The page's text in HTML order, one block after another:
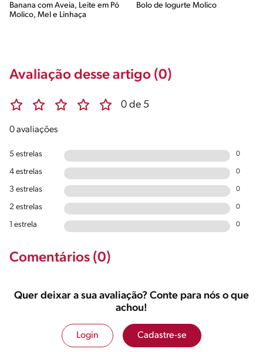
Banana com Aveia, Leite em Pó
Molico, Mel e Linhaça
Bolo de Iogurte Molico
Avaliação desse artigo (0)
0 de 5
0 avaliações
5 estrelas 0
4 estrelas 0
3 estrelas 0
2 estrelas 0
1 estrela 0
Comentários (0)
Quer deixar a sua avaliação? Conte para nós o que
achou!
Login Cadastre-se